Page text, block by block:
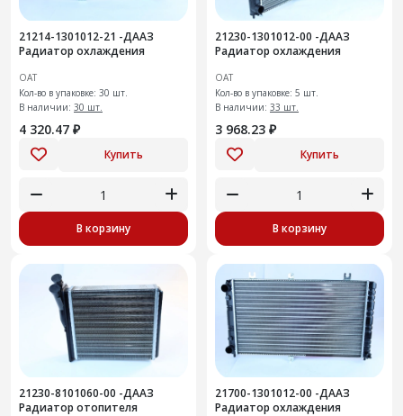
21214-1301012-21 -ДААЗ
Радиатор охлаждения
ОАТ
Кол-во в упаковке: 30 шт.
В наличии: 30 шт.
4 320.47 ₽
Купить
В корзину
21230-1301012-00 -ДААЗ
Радиатор охлаждения
ОАТ
Кол-во в упаковке: 5 шт.
В наличии: 33 шт.
3 968.23 ₽
Купить
В корзину
21230-8101060-00 -ДААЗ
Радиатор отопителя
21700-1301012-00 -ДААЗ
Радиатор охлаждения